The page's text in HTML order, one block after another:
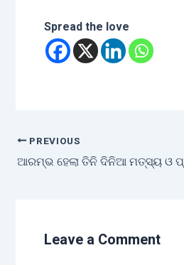
Spread the love
PREVIOUS
Leave a Comment